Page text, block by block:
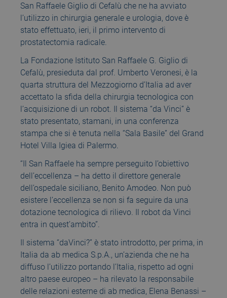
San Raffaele Giglio di Cefalù che ne ha avviato
l’utilizzo in chirurgia generale e urologia, dove è
stato effettuato, ieri, il primo intervento di
prostatectomia radicale.
La Fondazione Istituto San Raffaele G. Giglio di
Cefalù, presieduta dal prof. Umberto Veronesi, è la
quarta struttura del Mezzogiorno d’Italia ad aver
accettato la sfida della chirurgia tecnologica con
l’acquisizione di un robot. Il sistema “da Vinci” è
stato presentato, stamani, in una conferenza
stampa che si è tenuta nella “Sala Basile” del Grand
Hotel Villa Igiea di Palermo.
“Il San Raffaele ha sempre perseguito l’obiettivo
dell’eccellenza – ha detto il direttore generale
dell’ospedale siciliano, Benito Amodeo. Non può
esistere l’eccellenza se non si fa seguire da una
dotazione tecnologica di rilievo. Il robot da Vinci
entra in quest’ambito”.
Il sistema “daVinci?” è stato introdotto, per prima, in
Italia da ab medica S.p.A., un’azienda che ne ha
diffuso l’utilizzo portando l’Italia, rispetto ad ogni
altro paese europeo – ha rilevato la responsabile
delle relazioni esterne di ab medica, Elena Benassi –